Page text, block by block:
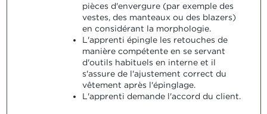
pièces d'envergure (par exemple des
vestes, des manteaux ou des blazers)
en considérant la morphologie.
L'apprenti épingle les retouches de
manière compétente en se servant
d'outils habituels en interne et il
s'assure de l'ajustement correct du
vêtement après l'épinglage.
L'apprenti demande l'accord du client.